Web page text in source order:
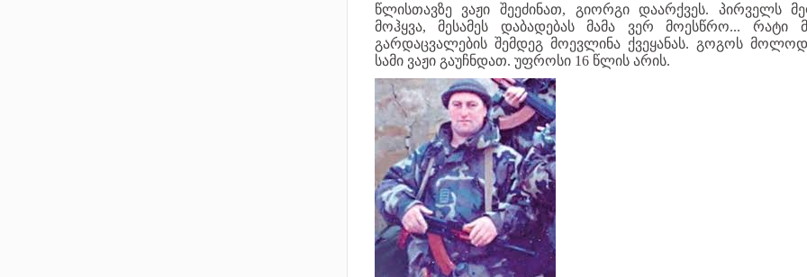
წლისთავზე ვაჟი შეეძინათ, გიორგი დაარქვეს. პირველს
მოჰყვა, მესამეს დაბადებას მამა ვერ მოესწრო... რატი
გარდაცვალების შემდეგ მოევლინა ქვეყანას. გოგოს
სამი ვაჟი გაუჩნდათ. უფროსი 16 წლის არის.